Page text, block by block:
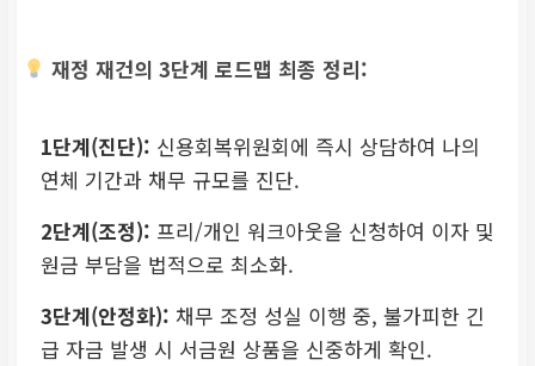
재정 재건의 3단계 로드맵 최종 정리:
1단계(진단): 신용회복위원회에 즉시 상담하여 나의
연체 기간과 채무 규모를 진단.
2단계(조정): 프리/개인 워크아웃을 신청하여 이자 및
원금 부담을 법적으로 최소화.
3단계(안정화): 채무 조정 성실 이행 중, 불가피한 긴
급 자금 발생 시 서금원 상품을 신중하게 확인.